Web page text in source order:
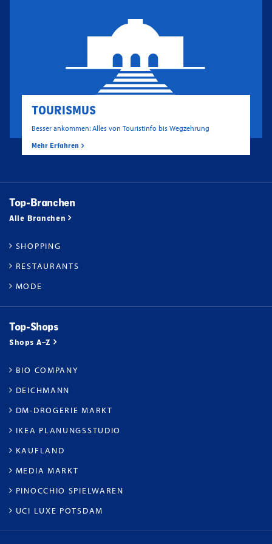
TOURISMUS
Besser ankommen: Alles von Touristinfo bis Wegzehrung
Mehr Erfahren
Top-Branchen
Alle Branchen
SHOPPING
RESTAURANTS
MODE
Top-Shops
Shops A–Z
BIO COMPANY
DEICHMANN
DM-DROGERIE MARKT
IKEA PLANUNGSSTUDIO
KAUFLAND
MEDIA MARKT
PINOCCHIO SPIELWAREN
UCI LUXE POTSDAM